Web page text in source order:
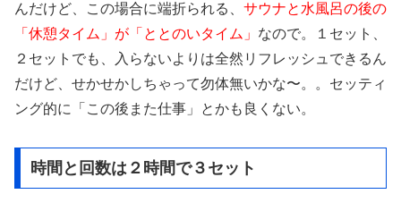
んだけど、この場合に端折られる、 サウナと水風呂の後の
「休憩タイム」が「ととのいタイム」 なので。１セット、
２セットでも、入らないよりは全然リフレッシュできるん
だけど、せかせかしちゃって勿体無いかな〜。。セッティ
ング的に「この後また仕事」とかも良くない。
時間と回数は２時間で３セット